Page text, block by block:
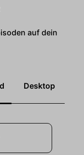
auf dein
Desktop